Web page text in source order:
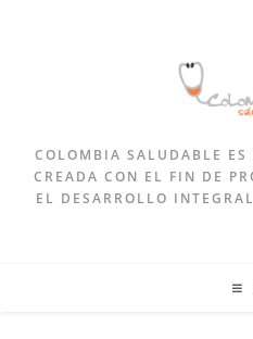
COLOMBIA SALUDABLE
CREADA CON EL FIN DE
EL DESARROLLO